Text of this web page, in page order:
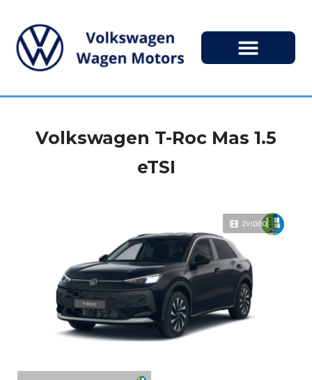
Volkswagen T-Roc Mas 1.5
eTSI
2VIDEO